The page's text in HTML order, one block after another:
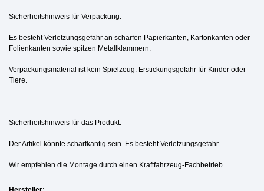
Sicherheitshinweis für Verpackung:
Es besteht Verletzungsgefahr an scharfen Papierkanten, Kartonkanten oder
Folienkanten sowie spitzen Metallklammern.
Verpackungsmaterial ist kein Spielzeug. Erstickungsgefahr für Kinder oder
Tiere.
Sicherheitshinweis für das Produkt:
Der Artikel könnte scharfkantig sein. Es besteht Verletzungsgefahr
Wir empfehlen die Montage durch einen Kraftfahrzeug-Fachbetrieb